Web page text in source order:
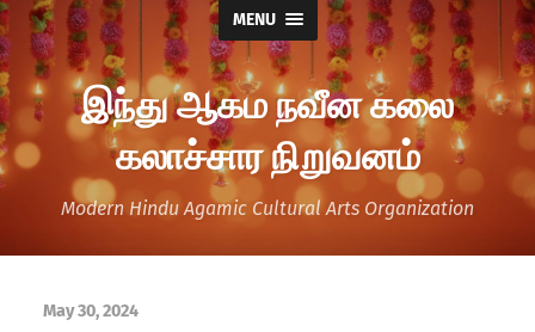
MENU
இந்து ஆகம நவீன கலை
கலாச்சார நிறுவனம்
Modern Hindu Agamic Cultural Arts Organization
May 30, 2024